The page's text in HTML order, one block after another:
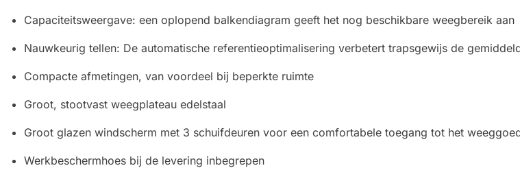
Capaciteitsweergave: een oplopend balkendiagram geeft het nog beschikbare weegbereik aan
Nauwkeurig tellen: De automatische referentieoptimalisering verbetert trapsgewijs de
Compacte afmetingen, van voordeel bij beperkte ruimte
Groot, stootvast weegplateau edelstaal
Groot glazen windscherm met 3 schuifdeuren voor een comfortabele toegang tot het
Werkbeschermhoes bij de levering inbegrepen